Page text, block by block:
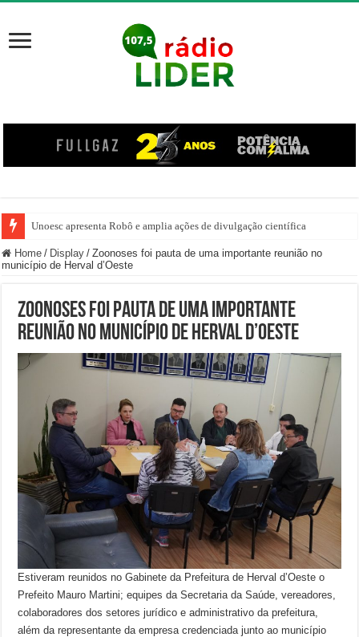
Unoesc apresenta Robô e amplia ações de divulgação científica
Família venezuelana percorre mais de 100 km, paga aluguel adiantado e
Home / Display / Zoonoses foi pauta de uma importante reunião no
município de Herval d’Oeste
Zoonoses foi pauta de uma importante
reunião no município de Herval d’Oeste
Estiveram reunidos no Gabinete da Prefeitura de Herval d’Oeste o
Prefeito Mauro Martini; equipes da Secretaria da Saúde, vereadores,
colaboradores dos setores jurídico e administrativo da prefeitura,
além da representante da empresa credenciada junto ao município